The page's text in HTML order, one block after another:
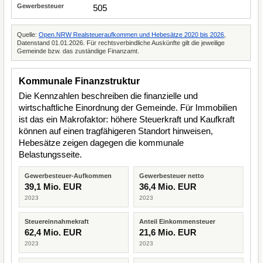
505
Quelle: Open.NRW Realsteueraufkommen und Hebesätze 2020 bis 2026
Datenstand 01.01.2026. Für rechtsverbindliche Auskünfte gilt die jeweilige
Gemeinde bzw. das zuständige Finanzamt.
Kommunale Finanzstruktur
Die Kennzahlen beschreiben die finanzielle und
wirtschaftliche Einordnung der Gemeinde. Für Immobilien
ist das ein Makrofaktor: höhere Steuerkraft und Kaufkraft
können auf einen tragfähigeren Standort hinweisen,
Hebesätze zeigen dagegen die kommunale
Belastungsseite.
Gewerbesteuer-Aufkommen
39,1 Mio. EUR
2023
Gewerbesteuer netto
36,4 Mio. EUR
2023
Steuereinnahmekraft
62,4 Mio. EUR
2023
Anteil Einkommensteuer
21,6 Mio. EUR
2023